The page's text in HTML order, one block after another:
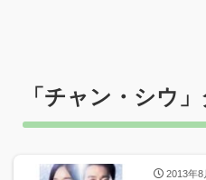
「チャン・シウ
2013年8